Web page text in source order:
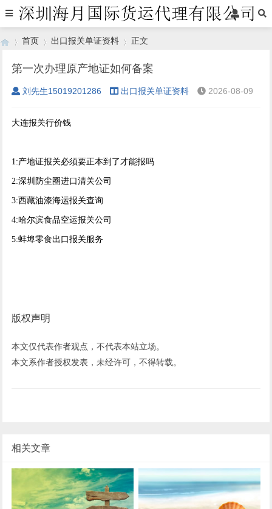
›
首页
›
出口报关单证资料
›
正文
第一次办理原产地证如何备案
刘先生15019201286 出口报关单证资料 2026-08-09
大连报关行价钱
1:产地证报关必须要正本到了才能报吗
2:深圳防尘圈进口清关公司
3:西藏油漆海运报关查询
4:哈尔滨食品空运报关公司
5:蚌埠零食出口报关服务
版权声明
本文仅代表作者观点，不代表本站立场。
本文系作者授权发表，未经许可，不得转载。
相关文章